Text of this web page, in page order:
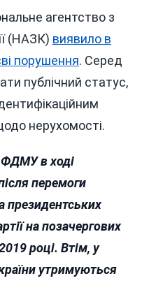
агентство з
(НАЗК) виявило в
порушення. Серед
публічний статус,
нерухомості.
в ході
перемоги
президентських
на позачергових
році. Втім, у
утримуються